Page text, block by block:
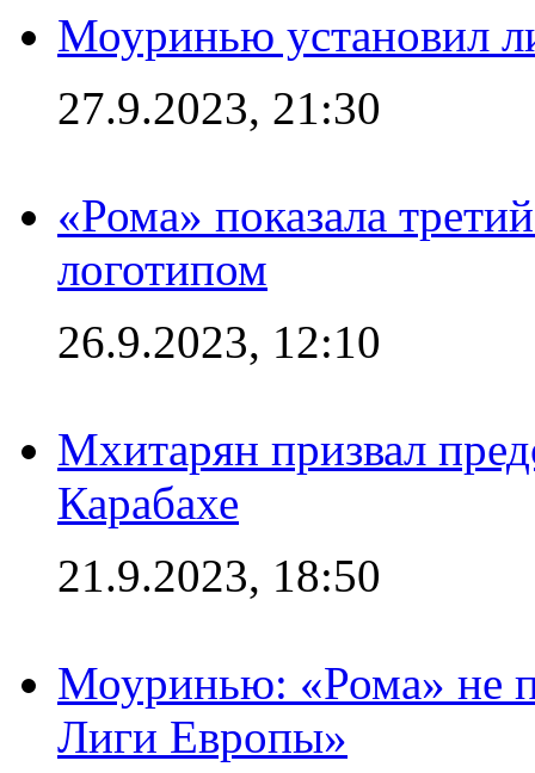
Моуринью установил
27.9.2023, 21:30
«Рома» показала
логотипом
26.9.2023, 12:10
Мхитарян призвал
Карабахе
21.9.2023, 18:50
Моуринью: «Рома» не
Лиги Европы»